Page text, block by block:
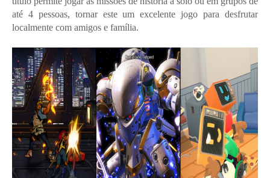
até 4 pessoas, tornar este um excelente jogo para desfrutar
localmente com amigos e família.